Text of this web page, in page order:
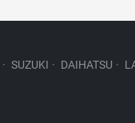
· SUZUKI · DAIHATSU ·